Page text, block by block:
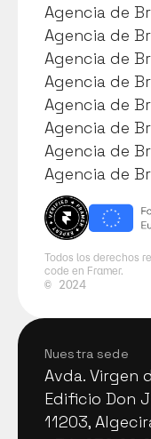
Nuestra sede
Avda. Virgen
Avda. Virgen
Edificio Don
Edificio Don
11203,
Agencia de
Agencia de
Agencia de
Agencia de
Agencia de
Agencia de
Agencia de
Agencia de
Agencia de
Agencia de
Agencia de
Agencia de
Agencia de
Agencia de
Agencia de
Agencia de
Todos los derechos
code en Framer.
© 2024